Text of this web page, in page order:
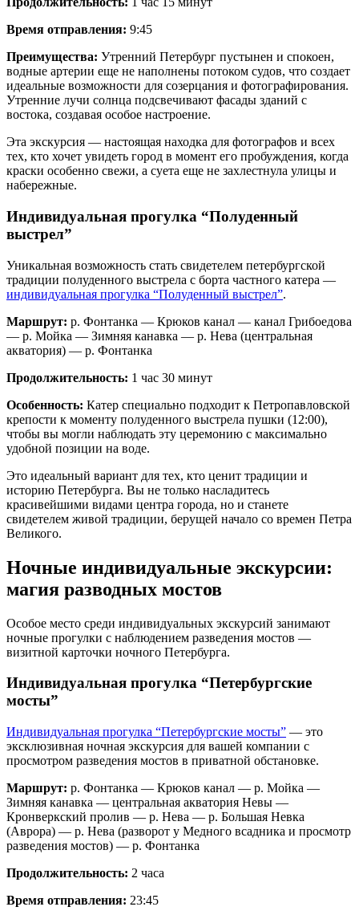
Время отправления: 9:45
Преимущества: Утренний Петербург пустынен и спокоен,
водные артерии еще не наполнены потоком судов, что создает
идеальные возможности для созерцания и фотографирования.
Утренние лучи солнца подсвечивают фасады зданий с
востока, создавая особое настроение.
Эта экскурсия — настоящая находка для фотографов и всех
тех, кто хочет увидеть город в момент его пробуждения, когда
краски особенно свежи, а суета еще не захлестнула улицы и
набережные.
Индивидуальная прогулка “Полуденный
выстрел”
Уникальная возможность стать свидетелем петербургской
традиции полуденного выстрела с борта частного катера —
индивидуальная прогулка “Полуденный выстрел”.
Маршрут: р. Фонтанка — Крюков канал — канал Грибоедова
— р. Мойка — Зимняя канавка — р. Нева (центральная
акватория) — р. Фонтанка
Продолжительность: 1 час 30 минут
Особенность: Катер специально подходит к Петропавловской
крепости к моменту полуденного выстрела пушки (12:00),
чтобы вы могли наблюдать эту церемонию с максимально
удобной позиции на воде.
Это идеальный вариант для тех, кто ценит традиции и
историю Петербурга. Вы не только насладитесь
красивейшими видами центра города, но и станете
свидетелем живой традиции, берущей начало со времен Петра
Великого.
Ночные индивидуальные экскурсии:
магия разводных мостов
Особое место среди индивидуальных экскурсий занимают
ночные прогулки с наблюдением разведения мостов —
визитной карточки ночного Петербурга.
Индивидуальная прогулка “Петербургские
мосты”
Индивидуальная прогулка “Петербургские мосты” — это
эксклюзивная ночная экскурсия для вашей компании с
просмотром разведения мостов в приватной обстановке.
Маршрут: р. Фонтанка — Крюков канал — р. Мойка —
Зимняя канавка — центральная акватория Невы —
Кронверкский пролив — р. Нева — р. Большая Невка
(Аврора) — р. Нева (разворот у Медного всадника и просмотр
разведения мостов) — р. Фонтанка
Продолжительность: 2 часа
Время отправления: 23:45